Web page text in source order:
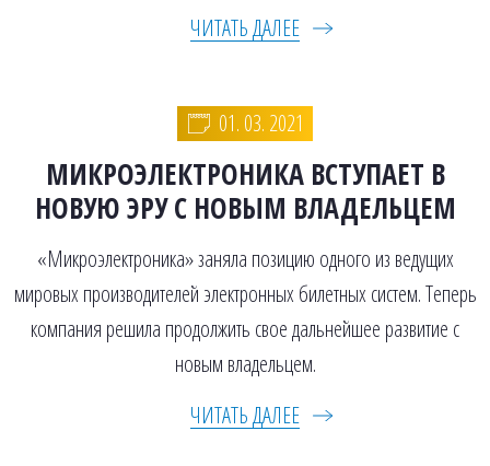
ЧИТАТЬ ДАЛЕЕ
01. 03. 2021
МИКРОЭЛЕКТРОНИКА ВСТУПАЕТ В
НОВУЮ ЭРУ С НОВЫМ ВЛАДЕЛЬЦЕМ
«Микроэлектроника» заняла позицию одного из ведущих
мировых производителей электронных билетных систем. Теперь
компания решила продолжить свое дальнейшее развитие с
новым владельцем.
ЧИТАТЬ ДАЛЕЕ